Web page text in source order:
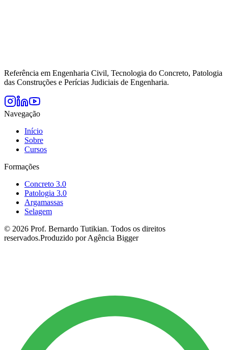
Referência em Engenharia Civil, Tecnologia do Concreto, Patologia
das Construções e Perícias Judiciais de Engenharia.
Navegação
Início
Sobre
Cursos
Formações
Concreto 3.0
Patologia 3.0
Argamassas
Selagem
© 2026 Prof. Bernardo Tutikian. Todos os direitos
reservados.Produzido por Agência Bigger